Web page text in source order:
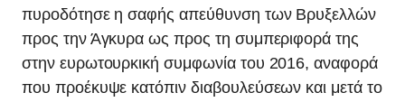
πυροδότησε η σαφής απεύθυνση των Βρυξελλών
προς την Άγκυρα ως προς τη συμπεριφορά της
στην ευρωτουρκική συμφωνία του 2016, αναφορά
που προέκυψε κατόπιν διαβουλεύσεων και μετά το